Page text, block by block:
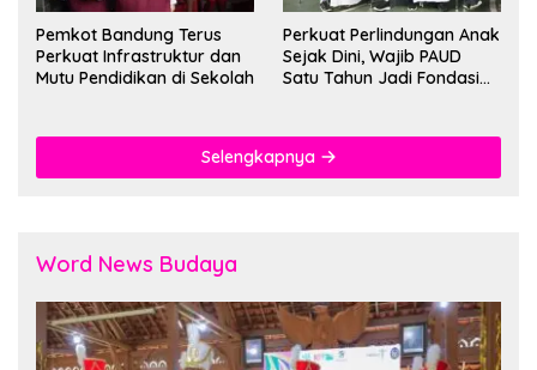
Pemkot Bandung Terus
Perkuat Infrastruktur dan
Mutu Pendidikan di Sekolah
Perkuat Perlindungan Anak
Sejak Dini, Wajib PAUD
Satu Tahun Jadi Fondasi
Selengkapnya
Word News Budaya